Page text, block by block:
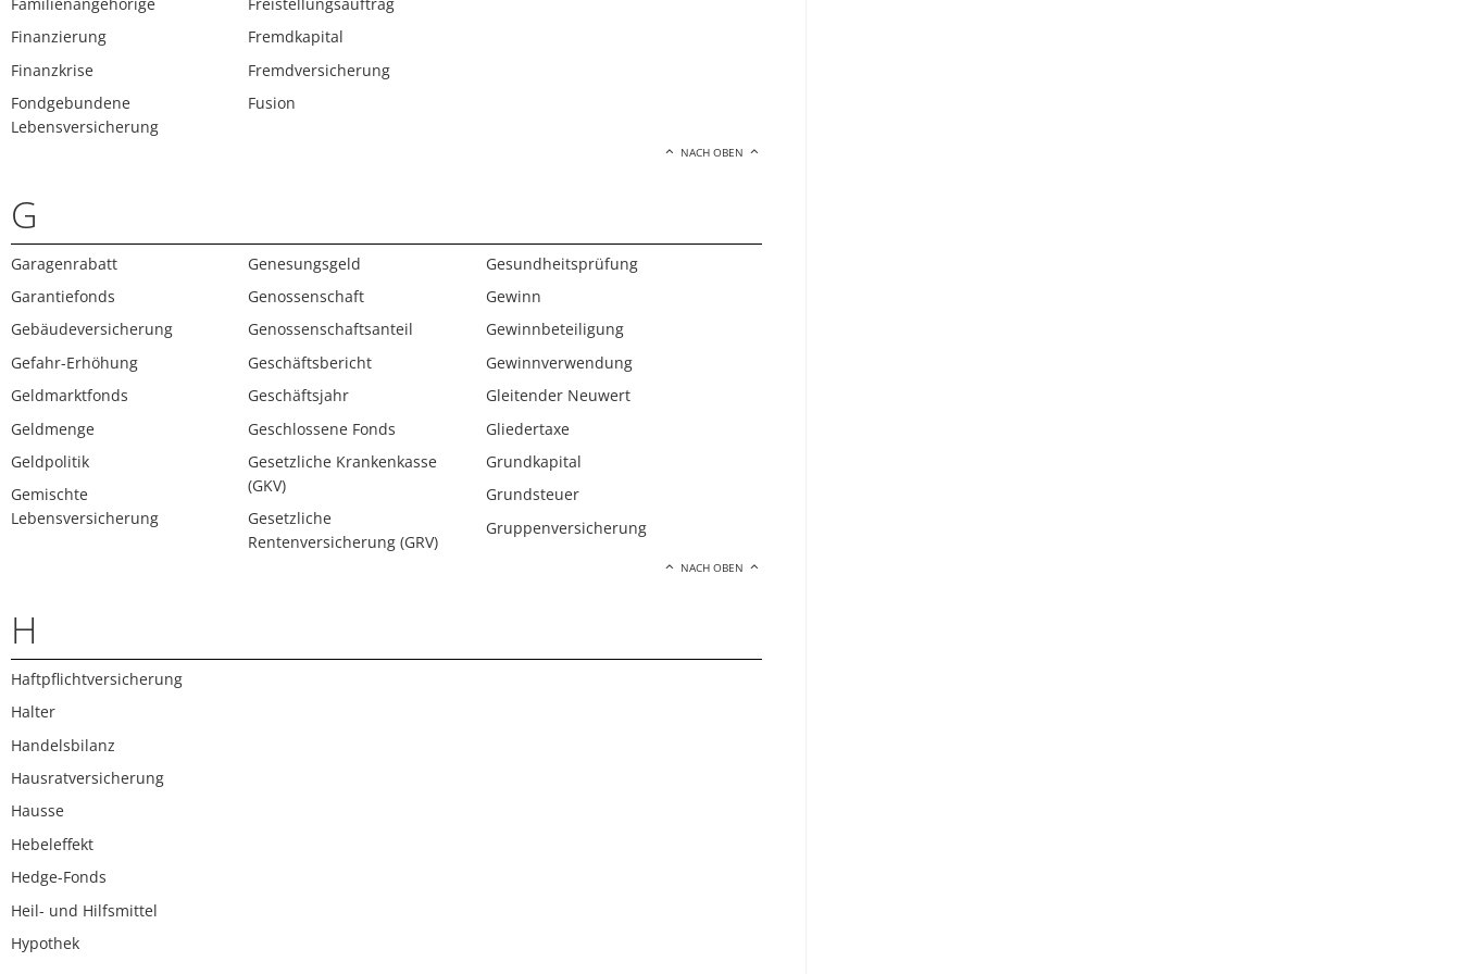
Finanzierung
Finanzkrise
Fondgebundene
Lebensversicherung
Fremdkapital
Fremdversicherung
Fusion
NACH OBEN
G
Garagenrabatt
Garantiefonds
Gebäudeversicherung
Gefahr-Erhöhung
Geldmarktfonds
Geldmenge
Geldpolitik
Gemischte
Lebensversicherung
Genesungsgeld
Genossenschaft
Genossenschaftsanteil
Geschäftsbericht
Geschäftsjahr
Geschlossene Fonds
Gesetzliche Krankenkasse
(GKV)
Gesetzliche
Rentenversicherung (GRV)
Gesundheitsprüfung
Gewinn
Gewinnbeteiligung
Gewinnverwendung
Gleitender Neuwert
Gliedertaxe
Grundkapital
Grundsteuer
Gruppenversicherung
NACH OBEN
H
Haftpflichtversicherung
Halter
Handelsbilanz
Hausratversicherung
Hausse
Hebeleffekt
Hedge-Fonds
Heil- und Hilfsmittel
Hypothek